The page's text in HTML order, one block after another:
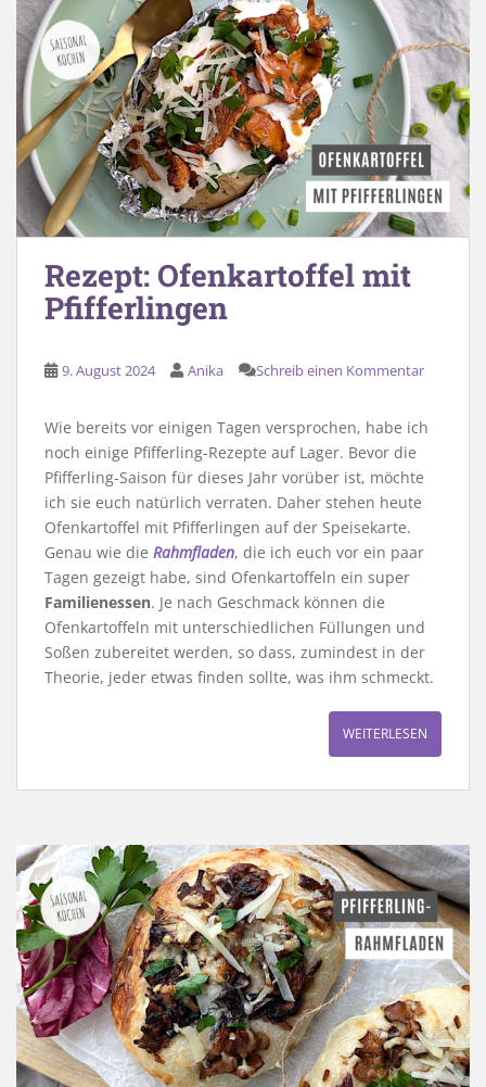
Rezept: Ofenkartoffel mit
Pfifferlingen
9. August 2024 Anika Schreib einen Kommentar
Wie bereits vor einigen Tagen versprochen, habe ich
noch einige Pfifferling-Rezepte auf Lager. Bevor die
Pfifferling-Saison für dieses Jahr vorüber ist, möchte
ich sie euch natürlich verraten. Daher stehen heute
Ofenkartoffel mit Pfifferlingen auf der Speisekarte.
Genau wie die Rahmfladen, die ich euch vor ein paar
Tagen gezeigt habe, sind Ofenkartoffeln ein super
Familienessen. Je nach Geschmack können die
Ofenkartoffeln mit unterschiedlichen Füllungen und
Soßen zubereitet werden, so dass, zumindest in der
Theorie, jeder etwas finden sollte, was ihm schmeckt.
WEITERLESEN